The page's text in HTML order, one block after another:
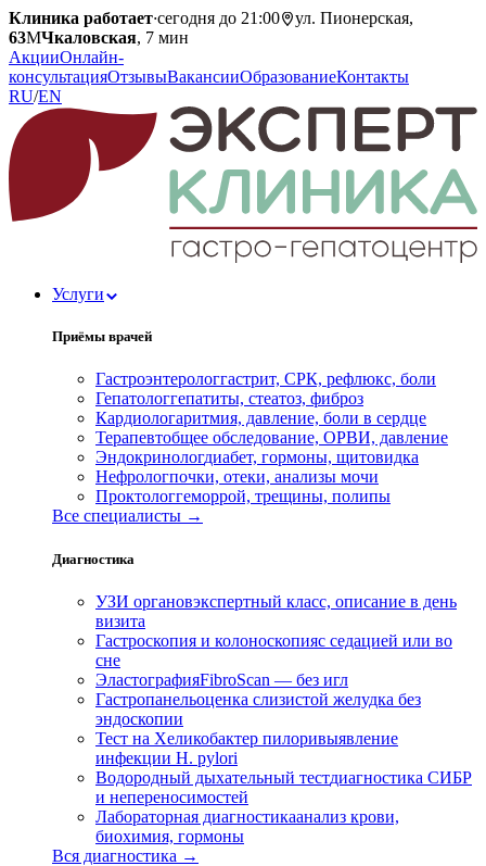
Клиника работает·сегодня до 21:00
ул. Пионерская,
63МЧкаловская, 7 мин
АкцииОнлайн-
консультацияОтзывыВакансииОбразованиеКонтакты
RU/EN
Услуги
Приёмы врачей
Гастроэнтерологгастрит, СРК, рефлюкс, боли
Гепатологгепатиты, стеатоз, фиброз
Кардиологаритмия, давление, боли в сердце
Терапевтобщее обследование, ОРВИ, давление
Эндокринологдиабет, гормоны, щитовидка
Нефрологпочки, отеки, анализы мочи
Проктологгеморрой, трещины, полипы
Все специалисты →
Диагностика
УЗИ органовэкспертный класс, описание в день
визита
Гастроскопия и колоноскопияс седацией или во
сне
ЭластографияFibroScan — без игл
Гастропанельоценка слизистой желудка без
эндоскопии
Тест на Хеликобактер пилоривыявление
инфекции H. pylori
Водородный дыхательный тестдиагностика СИБР
и непереносимостей
Лабораторная диагностикаанализ крови,
биохимия, гормоны
Вся диагностика →